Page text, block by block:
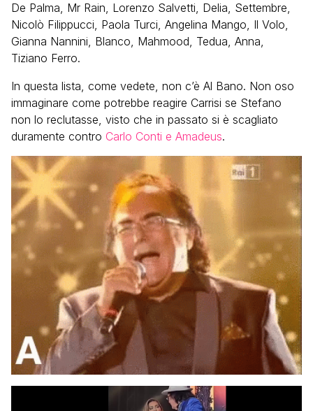
De Palma, Mr Rain, Lorenzo Salvetti, Delia, Settembre,
Nicolò Filippucci, Paola Turci, Angelina Mango, Il Volo,
Gianna Nannini, Blanco, Mahmood, Tedua, Anna,
Tiziano Ferro.
In questa lista, come vedete, non c’è Al Bano. Non oso
immaginare come potrebbe reagire Carrisi se Stefano
non lo reclutasse, visto che in passato si è scagliato
duramente contro Carlo Conti e Amadeus.